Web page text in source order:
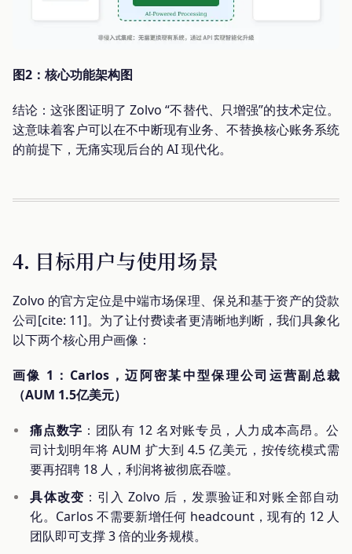
图2：核心功能架构图
结论：这张图证明了 Zolvo “不替代、只增强”的技术定位。
这意味着客户可以在不中断现有业务、不替换核心账务系统
的前提下，无痛实现后台的 AI 现代化。
4. 目标用户与使用场景
Zolvo 的官方定位是中端市场保理、保兑和基于资产的贷款
公司[cite: 11]。为了让付费读者更清晰地判断，我们具象化
以下两个核心用户画像：
画像 1：Carlos，迈阿密某中型保理公司运营副总裁
（AUM 1.5亿美元）
痛点数字 ：团队有 12 名对账专员，人力成本高昂。公
司计划明年将 AUM 扩大到 4.5 亿美元，按传统模式需
要再招聘 18 人，利润将被彻底吞噬。
具体改变 ：引入 Zolvo 后，发票验证和对账全部自动
化。Carlos 不需要新增任何 headcount，现有的 12 人
团队即可支撑 3 倍的业务规模。